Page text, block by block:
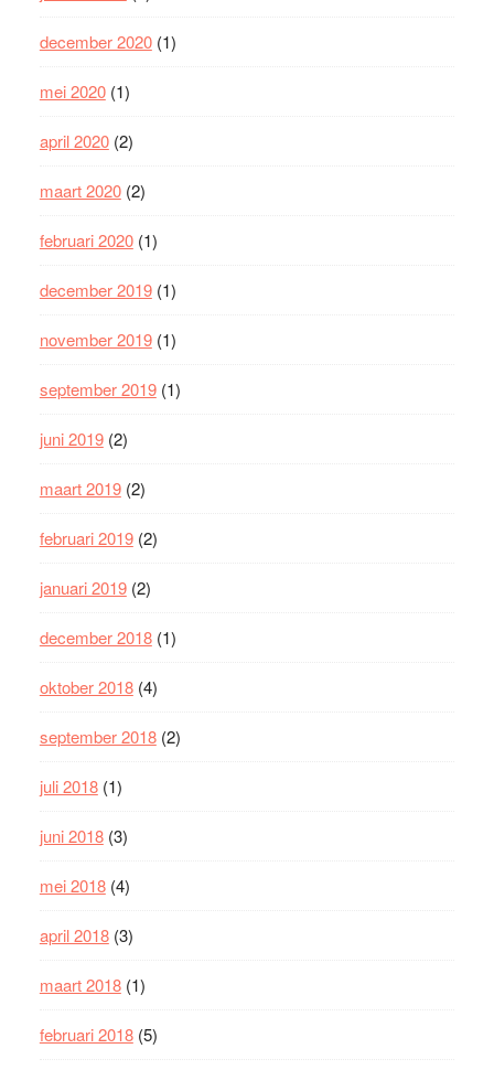
december 2020(1)
mei 2020(1)
april 2020(2)
maart 2020(2)
februari 2020(1)
december 2019(1)
november 2019(1)
september 2019(1)
juni 2019(2)
maart 2019(2)
februari 2019(2)
januari 2019(2)
december 2018(1)
oktober 2018(4)
september 2018(2)
juli 2018(1)
juni 2018(3)
mei 2018(4)
april 2018(3)
maart 2018(1)
februari 2018(5)